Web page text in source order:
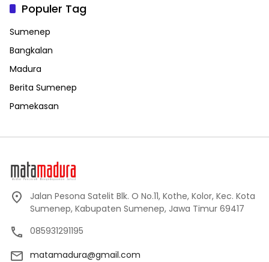
Populer Tag
Sumenep
Bangkalan
Madura
Berita Sumenep
Pamekasan
Jalan Pesona Satelit Blk. O No.11, Kothe, Kolor, Kec. Kota
Sumenep, Kabupaten Sumenep, Jawa Timur 69417
085931291195
matamadura@gmail.com